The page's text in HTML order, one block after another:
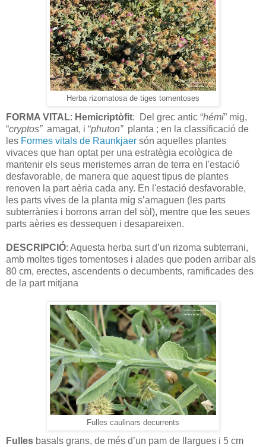
Herba rizomatosa de tiges tomentoses
FORMA VITAL: Hemicriptòfit: Del grec antic “hémi” mig,
“cryptos” amagat, i “phuton” planta ; en la classificació de
les Formes vitals de Raunkjaer són aquelles plantes
vivaces que han optat per una estratègia ecològica de
mantenir els seus meristemes arran de terra en l'estació
desfavorable, de manera que aquest tipus de plantes
renoven la part aèria cada any. En l'estació desfavorable,
les parts vives de la planta mig s’amaguen (les parts
subterrànies i borrons arran del sòl), mentre que les seues
parts aèries es dessequen i desapareixen.
DESCRIPCIÓ: Aquesta herba surt d’un rizoma subterrani,
amb moltes tiges tomentoses i alades que poden arribar als
80 cm, erectes, ascendents o decumbents, ramificades des
de la part mitjana
Fulles caulinars decurrents
Fulles basals grans, de més d’un pam de llargues i 5 cm